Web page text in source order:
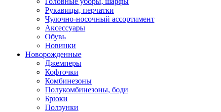
Рукавицы, перчатки
Чулочно-носочный ассортимент
Аксессуары
Обувь
Новинки
Новорожденные
Джемперы
Кофточки
Комбинезоны
Полукомбинезоны, боди
Брюки
Ползунки